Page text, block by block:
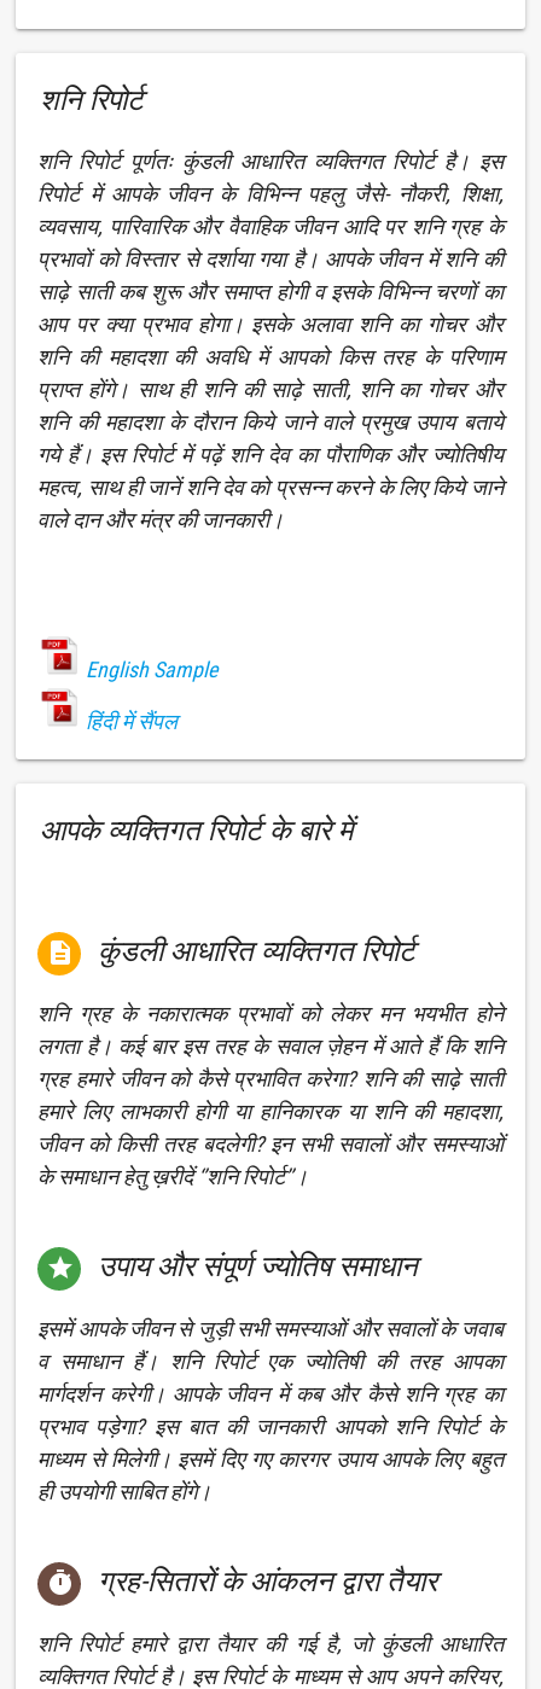
शनि रिपोर्ट
शनि रिपोर्ट पूर्णतः कुंडली आधारित व्यक्तिगत रिपोर्ट है। इस
रिपोर्ट में आपके जीवन के विभिन्न पहलु जैसे- नौकरी, शिक्षा,
व्यवसाय, पारिवारिक और वैवाहिक जीवन आदि पर शनि ग्रह के
प्रभावों को विस्तार से दर्शाया गया है। आपके जीवन में शनि की
साढ़े साती कब शुरू और समाप्त होगी व इसके विभिन्न चरणों का
आप पर क्या प्रभाव होगा। इसके अलावा शनि का गोचर और
शनि की महादशा की अवधि में आपको किस तरह के परिणाम
प्राप्त होंगे। साथ ही शनि की साढ़े साती, शनि का गोचर और
शनि की महादशा के दौरान किये जाने वाले प्रमुख उपाय बताये
गये हैं। इस रिपोर्ट में पढ़ें शनि देव का पौराणिक और ज्योतिषीय
महत्व, साथ ही जानें शनि देव को प्रसन्न करने के लिए किये जाने
वाले दान और मंत्र की जानकारी।
English Sample
हिंदी में सैंपल
आपके व्यक्तिगत रिपोर्ट के बारे में
 कुंडली आधारित व्यक्तिगत रिपोर्ट
शनि ग्रह के नकारात्मक प्रभावों को लेकर मन भयभीत होने
लगता है। कई बार इस तरह के सवाल ज़ेहन में आते हैं कि शनि
ग्रह हमारे जीवन को कैसे प्रभावित करेगा? शनि की साढ़े साती
हमारे लिए लाभकारी होगी या हानिकारक या शनि की महादशा,
जीवन को किसी तरह बदलेगी? इन सभी सवालों और समस्याओं
के समाधान हेतु ख़रीदें ‘’शनि रिपोर्ट’’।
 उपाय और संपूर्ण ज्योतिष समाधान
इसमें आपके जीवन से जुड़ी सभी समस्याओं और सवालों के जवाब
व समाधान हैं। शनि रिपोर्ट एक ज्योतिषी की तरह आपका
मार्गदर्शन करेगी। आपके जीवन में कब और कैसे शनि ग्रह का
प्रभाव पड़ेगा? इस बात की जानकारी आपको शनि रिपोर्ट के
माध्यम से मिलेगी। इसमें दिए गए कारगर उपाय आपके लिए बहुत
ही उपयोगी साबित होंगे।
 ग्रह-सितारों के आंकलन द्वारा तैयार
शनि रिपोर्ट हमारे द्वारा तैयार की गई है, जो कुंडली आधारित
व्यक्तिगत रिपोर्ट है। इस रिपोर्ट के माध्यम से आप अपने करियर,